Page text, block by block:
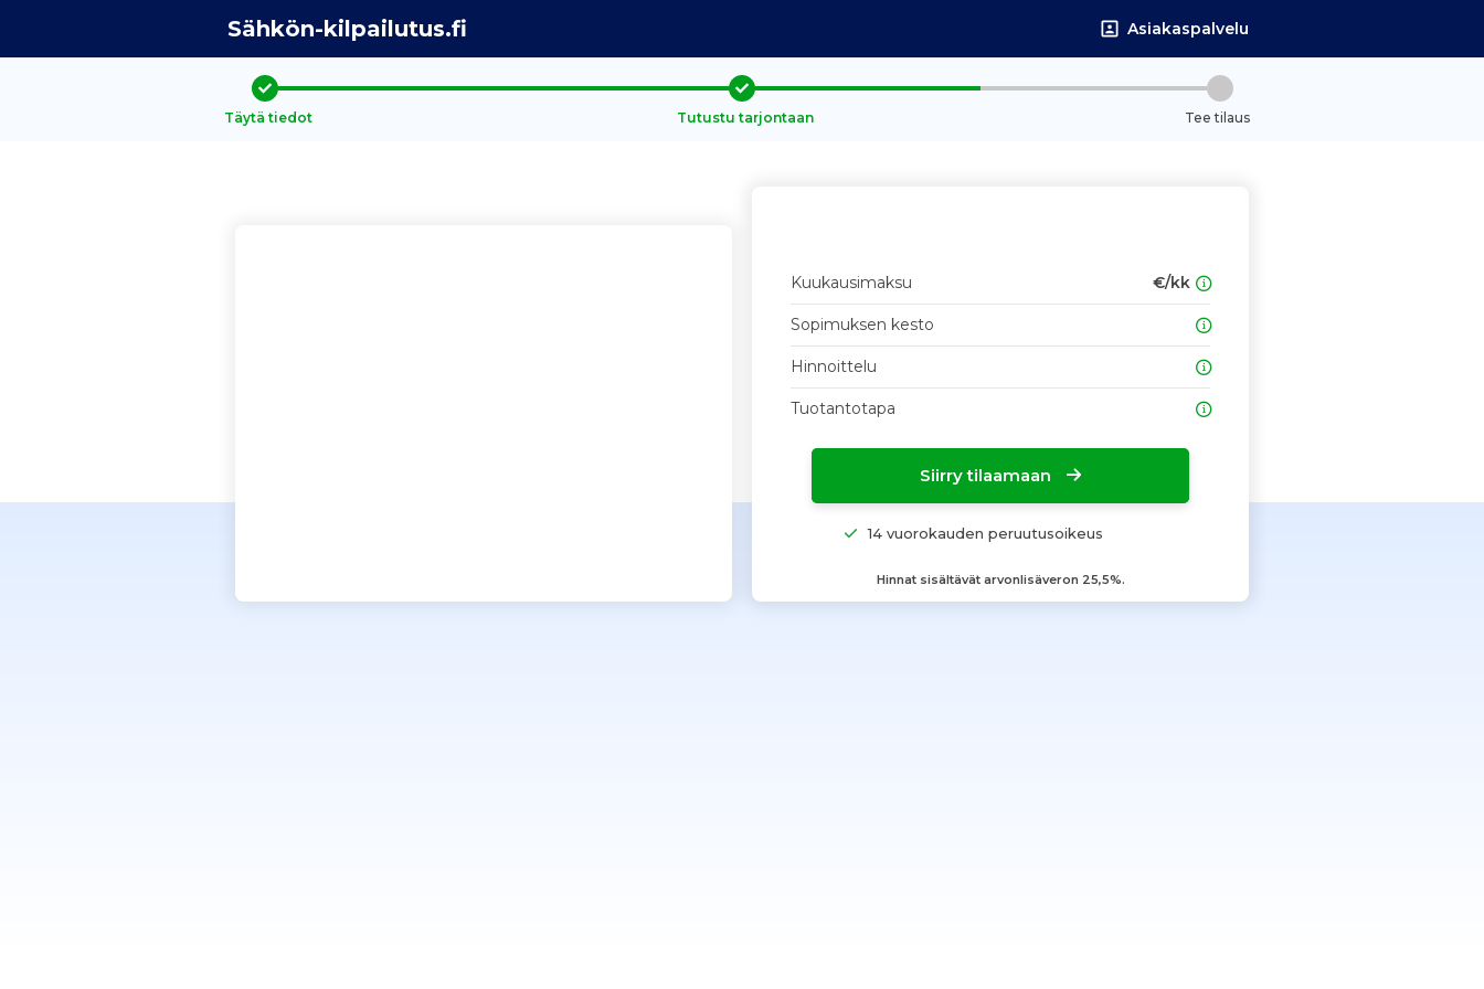
Sähkön-kilpailutus.fi Asiakaspalvelu
Täytä tiedot Tutustu tarjontaan Tee tilaus
Kuukausimaksu €/kk
Sopimuksen kesto
Hinnoittelu
Tuotantotapa
Siirry tilaamaan
14 vuorokauden peruutusoikeus
Hinnat sisältävät arvonlisäveron 25,5%.